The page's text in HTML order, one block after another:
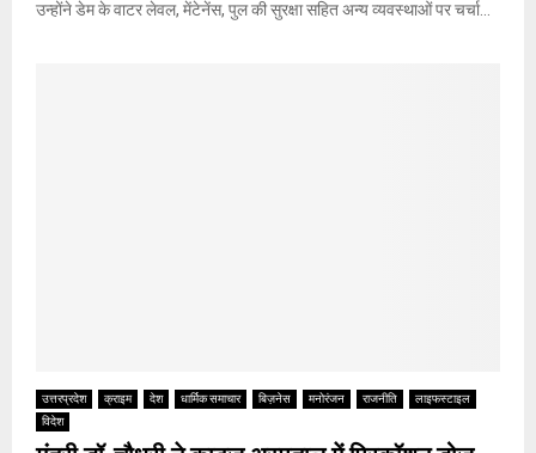
उन्होंने डेम के वाटर लेवल, मेंटेनेंस, पुल की सुरक्षा सहित अन्य व्यवस्थाओं पर चर्चा...
उत्तरप्रदेश क्राइम देश धार्मिक समाचार बिज़नेस मनोरंजन राजनीति
लाइफस्टाइल
विदेश